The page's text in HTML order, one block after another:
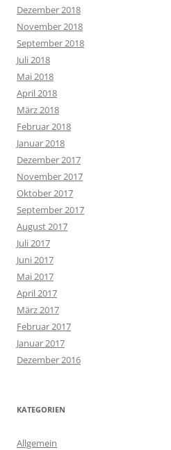
Dezember 2018
November 2018
September 2018
Juli 2018
Mai 2018
April 2018
März 2018
Februar 2018
Januar 2018
Dezember 2017
November 2017
Oktober 2017
September 2017
August 2017
Juli 2017
Juni 2017
Mai 2017
April 2017
März 2017
Februar 2017
Januar 2017
Dezember 2016
KATEGORIEN
Allgemein